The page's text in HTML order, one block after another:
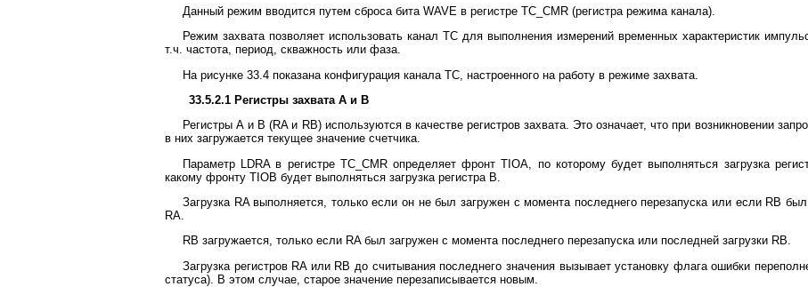
Данный режим вводится путем сброса бита WAVE в регистре TC_CMR (регистра режима канала).
Режим захвата позволяет использовать канал ТС для выполнения измерений временных характеристик
т.ч. частота, период, скважность или фаза.
На рисунке 33.4 показана конфигурация канала ТС, настроенного на работу в режиме захвата.
33.5.2.1 Регистры захвата А и В
Регистры А и В (RA и RB) используются в качестве регистров захвата. Это означает, что при возникновении
в них загружается текущее значение счетчика.
Параметр LDRA в регистре TC_CMR определяет фронт TIOA, по которому будет выполняться загрузка
какому фронту TIOB будет выполняться загрузка регистра В.
Загрузка RA выполняется, только если он не был загружен с момента последнего перезапуска или если RB
RA.
RB загружается, только если RA был загружен с момента последнего перезапуска или последней загрузки RB.
Загрузка регистров RA или RB до считывания последнего значения вызывает установку флага ошибки
статуса). В этом случае, старое значение перезаписывается новым.